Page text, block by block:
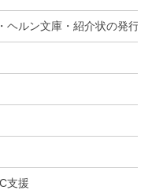
ヘルン文庫・紹介状の発行
支援